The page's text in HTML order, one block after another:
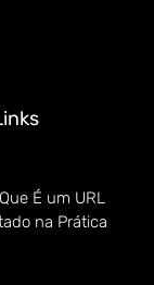
É um URL
na Prática